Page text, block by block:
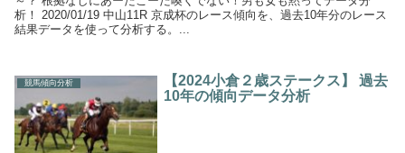
析！ 2020/01/19 中山11R 京成杯のレース傾向を、過去10年分のレース
結果データを使って分析する。...
競馬傾向分析
【2024小倉２歳ステークス】 過去
10年の傾向データ分析